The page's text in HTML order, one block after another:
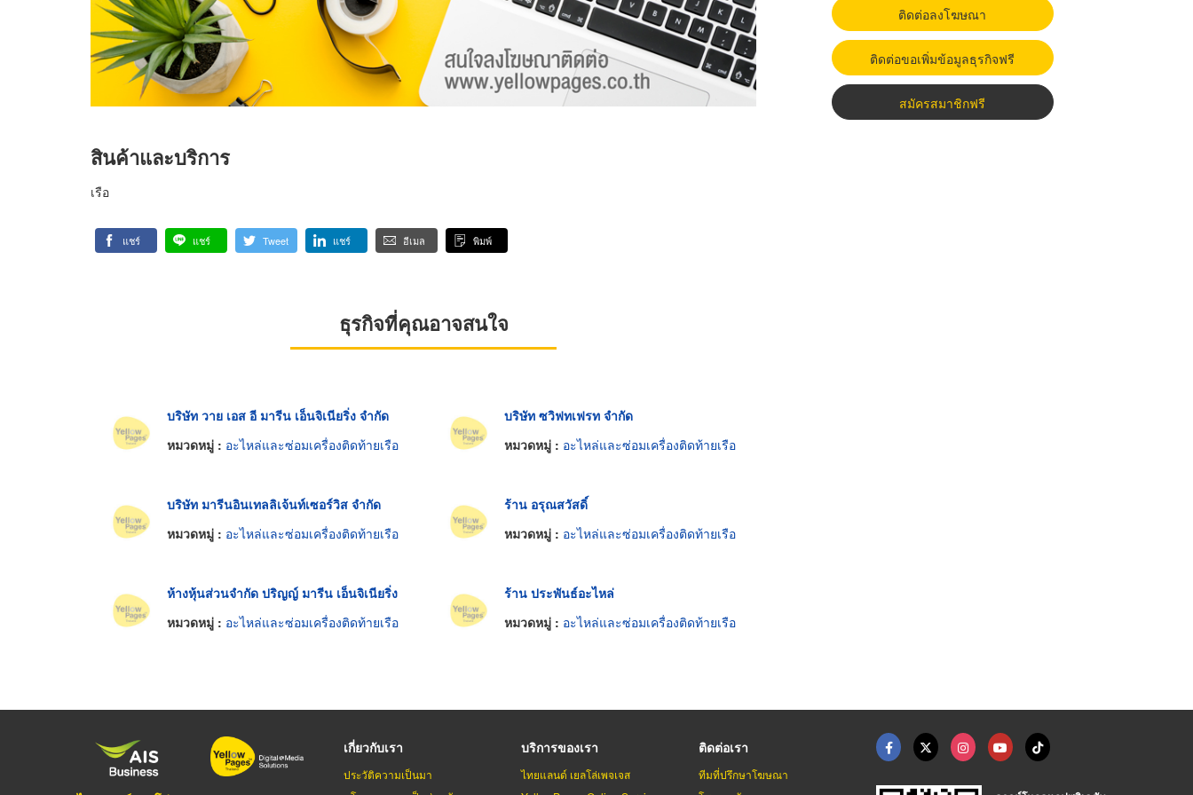
สินค้าและบริการ
เรือ
แชร์ แชร์ Tweet แชร์ อีเมล พิมพ์
ธุรกิจที่คุณอาจสนใจ
บริษัท วาย เอส อี มารีน เอ็นจิเนียริ่ง จำกัด
หมวดหมู่ : อะไหล่และซ่อมเครื่องติดท้ายเรือ
บริษัท ซวิฟทเฟรท จำกัด
หมวดหมู่ : อะไหล่และซ่อมเครื่องติดท้ายเรือ
บริษัท มารีนอินเทลลิเจ้นท์เซอร์วิส จำกัด
หมวดหมู่ : อะไหล่และซ่อมเครื่องติดท้ายเรือ
ร้าน อรุณสวัสดิ์
หมวดหมู่ : อะไหล่และซ่อมเครื่องติดท้ายเรือ
ห้างหุ้นส่วนจำกัด ปริญญ์ มารีน เอ็นจิเนียริ่ง
หมวดหมู่ : อะไหล่และซ่อมเครื่องติดท้ายเรือ
ร้าน ประพันธ์อะไหล่
หมวดหมู่ : อะไหล่และซ่อมเครื่องติดท้ายเรือ
ติดต่อลงโฆษณา
ติดต่อขอเพิ่มข้อมูลธุรกิจฟรี
สมัครสมาชิกฟรี
เกี่ยวกับเรา
ประวัติความเป็นมา
บริการของเรา
ไทยแลนด์ เยลโล่เพจเจส
ติดต่อเรา
ทีมที่ปรึกษาโฆษณา